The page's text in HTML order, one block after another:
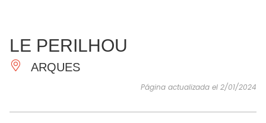
IMPRESCINDIBLES
HACER
LE PERILHOU
ARQUES
Página actualizada el 2/01/2024